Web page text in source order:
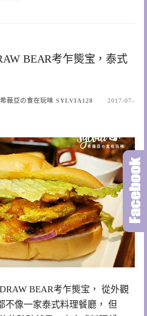
BEAR考乍熋宝，泰式
希薇亞の食在玩味 SYLVIA128
2017-07-
BEAR考乍熋宝， 從外觀
不像一家泰式料理餐廳， 但